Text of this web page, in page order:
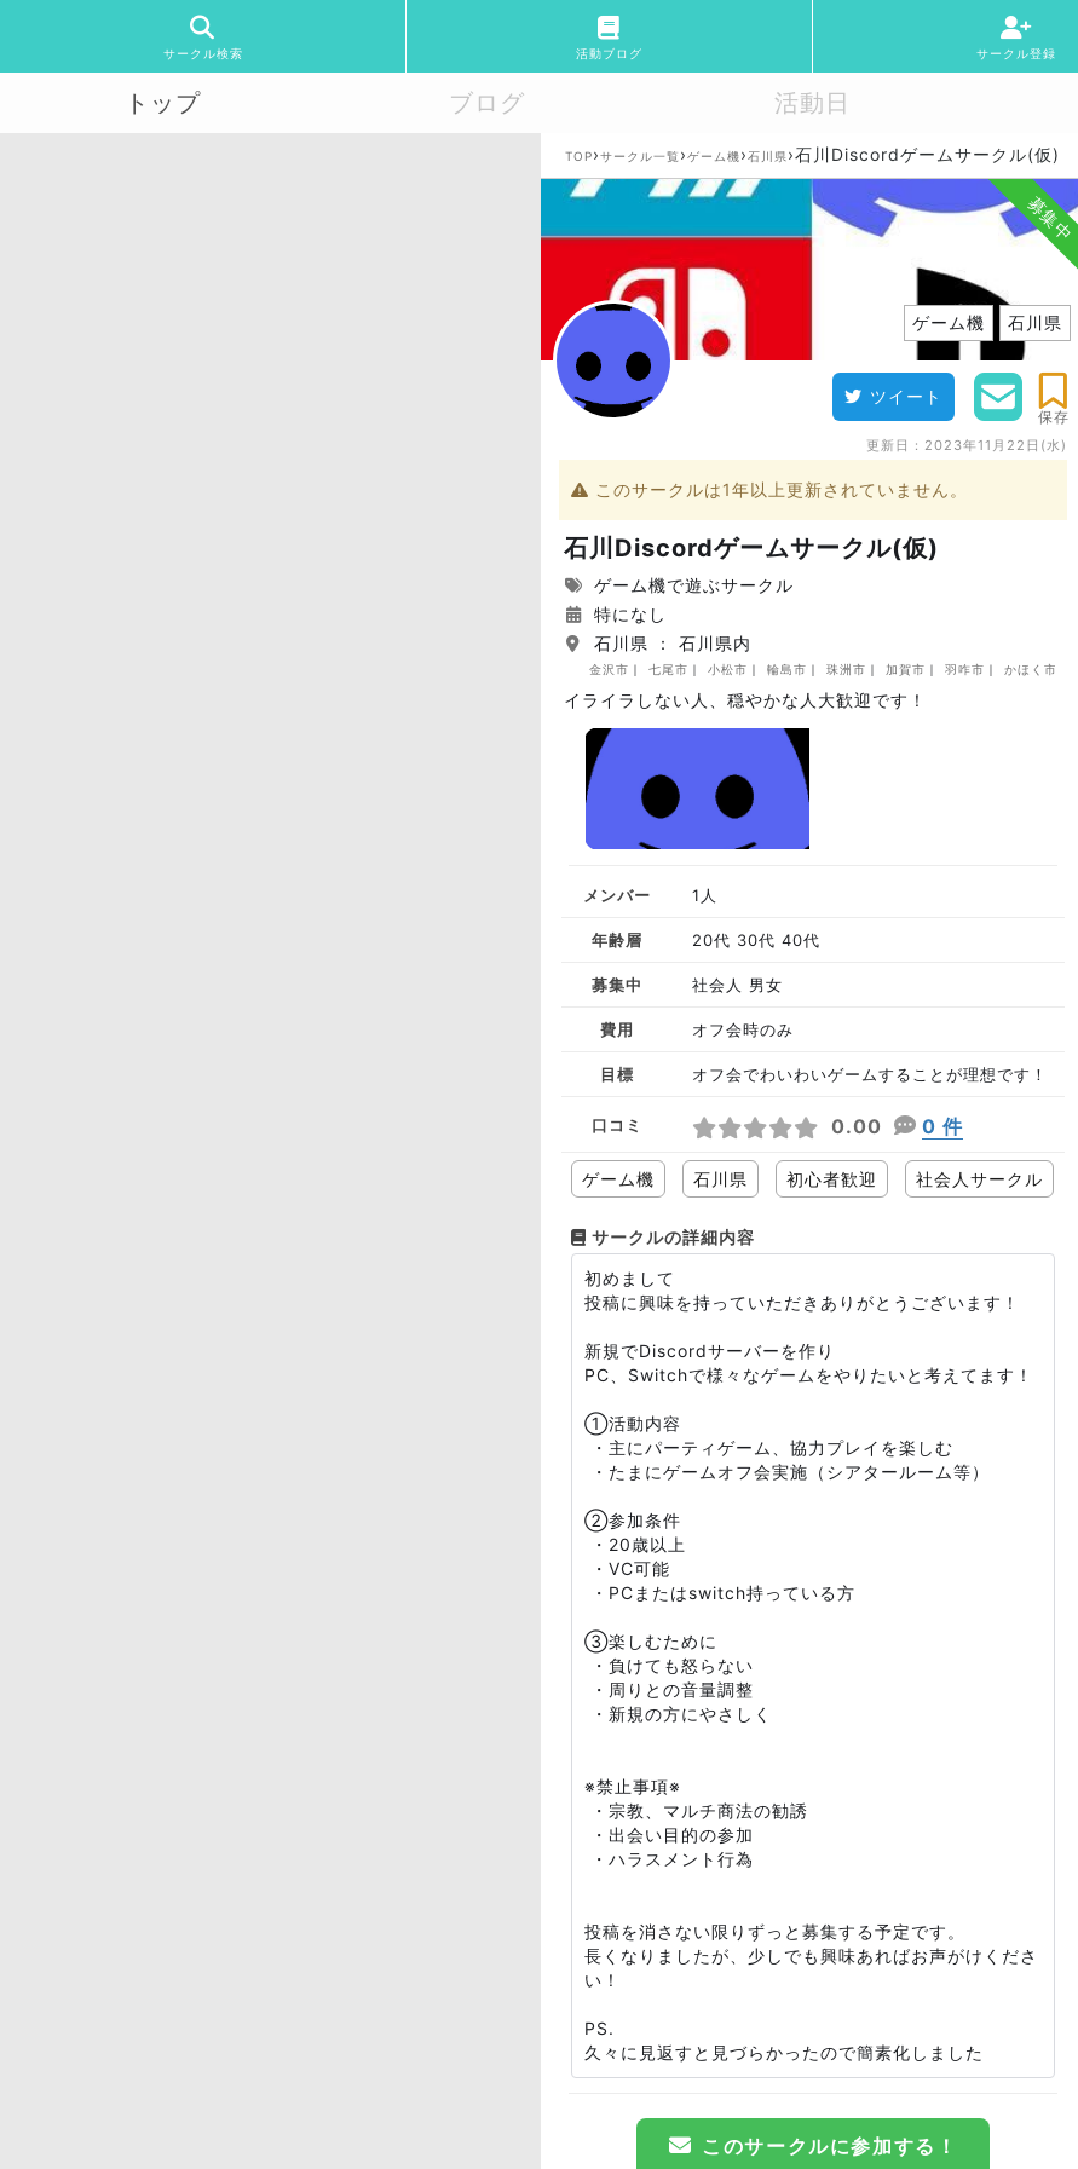
サークル検索 活動ブログ サークル登録
トップ ブログ 活動日
TOP›サークル一覧 ›ゲーム機›石川県›石川Discordゲームサークル(仮)
募集中
ゲーム機 石川県
ツイート
保存
更新日： 2023年11月22日(水)
このサークルは1年以上更新されていません。
石川Discordゲームサークル(仮)
ゲーム機で遊ぶサークル
特になし
石川県 ： 石川県内
金沢市 七尾市 小松市 輪島市 珠洲市 加賀市 羽咋市 かほく市
イライラしない人、穏やかな人大歓迎です！
メンバー 1人
年齢層 20代 30代 40代
募集中 社会人 男女
費用 オフ会時のみ
目標 オフ会でわいわいゲームすることが理想です！
口コミ 0.00 0 件
ゲーム機 石川県 初心者歓迎 社会人サークル
サークルの詳細内容
初めまして
投稿に興味を持っていただきありがとうございます！
新規でDiscordサーバーを作り
PC、Switchで様々なゲームをやりたいと考えてます！
①活動内容
・主にパーティゲーム、協力プレイを楽しむ
・たまにゲームオフ会実施（シアタールーム等）
②参加条件
・20歳以上
・VC可能
・PCまたはswitch持っている方
③楽しむために
・負けても怒らない
・周りとの音量調整
・新規の方にやさしく
※禁止事項※
・宗教、マルチ商法の勧誘
・出会い目的の参加
・ハラスメント行為
投稿を消さない限りずっと募集する予定です。
長くなりましたが、少しでも興味あればお声がけくださ
い！
PS.
久々に見返すと見づらかったので簡素化しました
このサークルに参加する！